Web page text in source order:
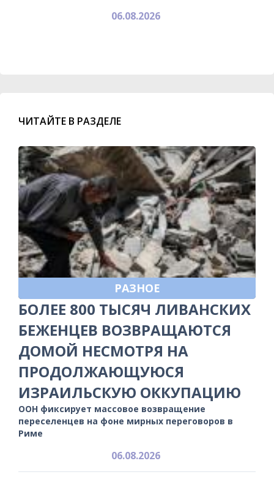
06.08.2026
ЧИТАЙТЕ В РАЗДЕЛЕ
РАЗНОЕ
БОЛЕЕ 800 ТЫСЯЧ ЛИВАНСКИХ
БЕЖЕНЦЕВ ВОЗВРАЩАЮТСЯ
ДОМОЙ НЕСМОТРЯ НА
ПРОДОЛЖАЮЩУЮСЯ
ИЗРАИЛЬСКУЮ ОККУПАЦИЮ
ООН фиксирует массовое возвращение
переселенцев на фоне мирных переговоров в
Риме
06.08.2026